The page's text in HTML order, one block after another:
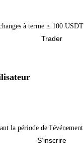
à terme ≥ 100 USDT
Trader
la période de l'événement
S’inscrire